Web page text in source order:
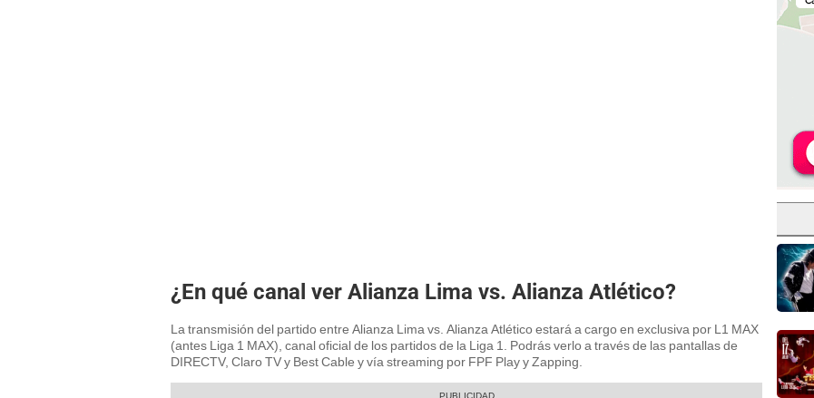
¿En qué canal ver Alianza Lima vs. Alianza Atlético?
La transmisión del partido entre Alianza Lima vs. Alianza Atlético estará a cargo en exclusiva por L1 MAX
(antes Liga 1 MAX), canal oficial de los partidos de la Liga 1. Podrás verlo a través de las pantallas de
DIRECTV, Claro TV y Best Cable y vía streaming por FPF Play y Zapping.